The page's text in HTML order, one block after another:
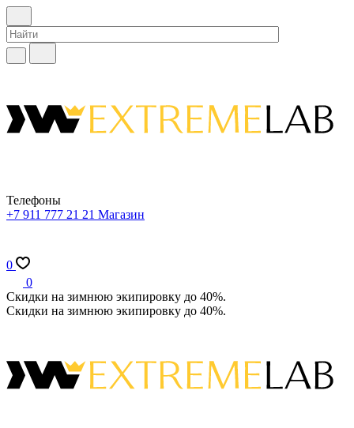
Телефоны
+7 911 777 21 21 Магазин
0
0
Скидки на зимнюю экипировку до 40%.
Скидки на зимнюю экипировку до 40%.